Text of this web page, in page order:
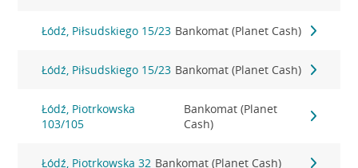
Łódź, Piłsudskiego 15/23 Bankomat (Planet Cash)
Łódź, Piłsudskiego 15/23 Bankomat (Planet Cash)
Łódź, Piotrkowska
103/105
Bankomat (Planet
Cash)
Łódź, Piotrkowska 32 Bankomat (Planet Cash)